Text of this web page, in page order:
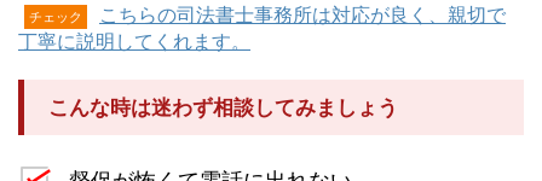
チェック
こちらの司法書士事務所は対応が良く、親切で
丁寧に説明してくれます。
こんな時は迷わず相談してみましょう